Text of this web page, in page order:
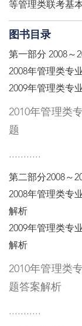
等管理类联考基
图书目录
第一部分 2008～
2008年管理类专
2009年管理类专
2010年管理类
题
...........
第二部分2008～
2008年管理类专
解析
2009年管理类专
解析
2010年管理类
题答案解析
...........